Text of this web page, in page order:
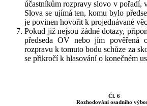
účastníkům rozpravy slovo v pořadí,
Slova se ujímá ten, komu bylo
je povinen hovořit k projednávané
Pokud již nejsou žádné dotazy,
předseda OV nebo jím pověřená
rozpravu k tomuto bodu schůze za
se přikročí k hlasování o konečném
Čl. 6
Rozhodování osadního